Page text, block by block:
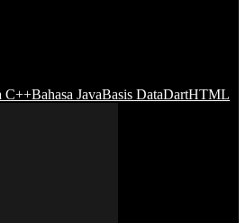
C++Bahasa JavaBasis DataDartHTML